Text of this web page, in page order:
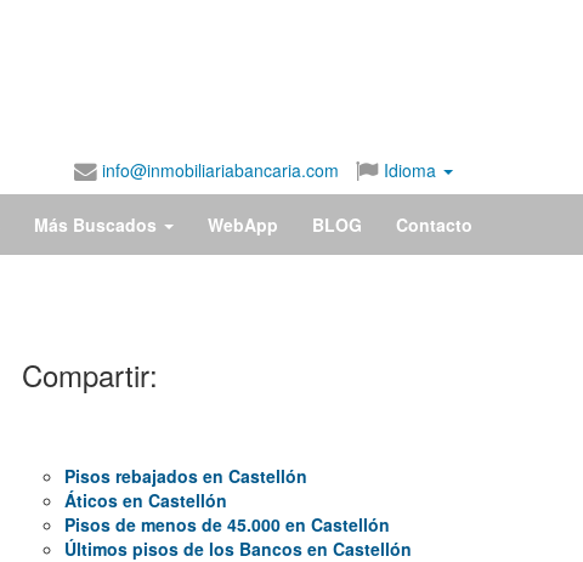
info@inmobiliariabancaria.com Idioma
Más Buscados WebApp BLOG Contacto
Compartir:
Pisos rebajados en Castellón
Áticos en Castellón
Pisos de menos de 45.000 en Castellón
Últimos pisos de los Bancos en Castellón